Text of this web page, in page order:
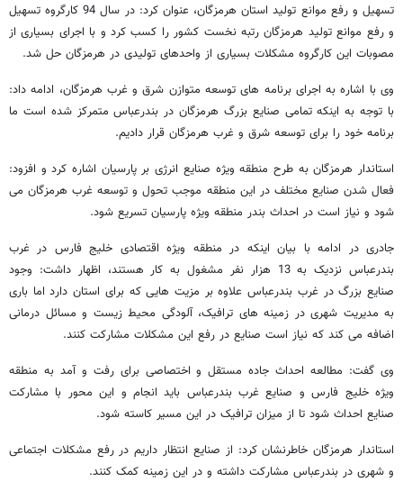
تسهیل و رفع موانع تولید استان هرمزگان، عنوان کرد: در سال 94 کارگروه تسهیل
و رفع موانع تولید هرمزگان رتبه نخست کشور را کسب کرد و با اجرای بسیاری از
مصوبات این کارگروه مشکلات بسیاری از واحدهای تولیدی در هرمزگان حل شد.
وی با اشاره به اجرای برنامه های توسعه متوازن شرق و غرب هرمزگان، ادامه داد:
با توجه به اینکه تمامی صنایع بزرگ هرمزگان در بندرعباس متمرکز شده است ما
برنامه خود را برای توسعه شرق و غرب هرمزگان قرار دادیم.
استاندار هرمزگان به طرح منطقه ویژه صنایع انرژی بر پارسیان اشاره کرد و افزود:
فعال شدن صنایع مختلف در این منطقه موجب تحول و توسعه غرب هرمزگان می
شود و نیاز است در احداث بندر منطقه ویژه پارسیان تسریع شود.
جادری در ادامه با بیان اینکه در منطقه ویژه اقتصادی خلیج فارس در غرب
بندرعباس نزدیک به 13 هزار نفر مشغول به کار هستند، اظهار داشت: وجود
صنایع بزرگ در غرب بندرعباس علاوه بر مزیت هایی که برای استان دارد اما باری
به مدیریت شهری در زمینه های ترافیک، آلودگی محیط زیست و مسائل درمانی
اضافه می کند که نیاز است صنایع در رفع این مشکلات مشارکت کنند.
وی گفت: مطالعه احداث جاده مستقل و اختصاصی برای رفت و آمد به منطقه
ویژه خلیج فارس و صنایع غرب بندرعباس باید انجام و این محور با مشارکت
صنایع احداث شود تا از میزان ترافیک در این مسیر کاسته شود.
استاندار هرمزگان خاطرنشان کرد: از صنایع انتظار داریم در رفع مشکلات اجتماعی
و شهری در بندرعباس مشارکت داشته و در این زمینه کمک کنند.